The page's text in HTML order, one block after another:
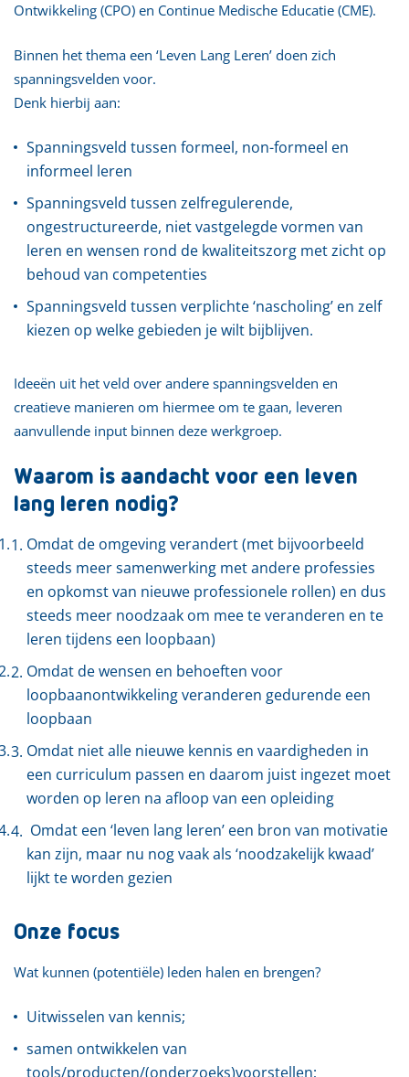
Ontwikkeling (CPO) en Continue Medische Educatie (CME).
Binnen het thema een ‘Leven Lang Leren’ doen zich
spanningsvelden voor.
Denk hierbij aan:
Spanningsveld tussen formeel, non-formeel en
informeel leren
Spanningsveld tussen zelfregulerende,
ongestructureerde, niet vastgelegde vormen van
leren en wensen rond de kwaliteitszorg met zicht op
behoud van competenties
Spanningsveld tussen verplichte ‘nascholing’ en zelf
kiezen op welke gebieden je wilt bijblijven.
Ideeën uit het veld over andere spanningsvelden en
creatieve manieren om hiermee om te gaan, leveren
aanvullende input binnen deze werkgroep.
Waarom is aandacht voor een leven
lang leren nodig?
Omdat de omgeving verandert (met bijvoorbeeld
steeds meer samenwerking met andere professies
en opkomst van nieuwe professionele rollen) en dus
steeds meer noodzaak om mee te veranderen en te
leren tijdens een loopbaan)
Omdat de wensen en behoeften voor
loopbaanontwikkeling veranderen gedurende een
loopbaan
Omdat niet alle nieuwe kennis en vaardigheden in
een curriculum passen en daarom juist ingezet moet
worden op leren na afloop van een opleiding
Omdat een ‘leven lang leren’ een bron van motivatie
kan zijn, maar nu nog vaak als ‘noodzakelijk kwaad’
lijkt te worden gezien
Onze focus
Wat kunnen (potentiële) leden halen en brengen?
Uitwisselen van kennis;
samen ontwikkelen van
tools/producten/(onderzoeks)voorstellen;